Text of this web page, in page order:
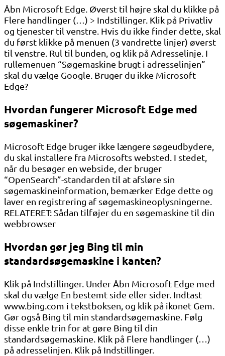
Åbn Microsoft Edge. Øverst til højre skal du klikke på
Flere handlinger (…) > Indstillinger. Klik på Privatliv
og tjenester til venstre. Hvis du ikke finder dette, skal
du først klikke på menuen (3 vandrette linjer) øverst
til venstre. Rul til bunden, og klik på Adresselinje. I
rullemenuen “Søgemaskine brugt i adresselinjen”
skal du vælge Google. Bruger du ikke Microsoft
Edge?
Hvordan fungerer Microsoft Edge med
søgemaskiner?
Microsoft Edge bruger ikke længere søgeudbydere,
du skal installere fra Microsofts websted. I stedet,
når du besøger en webside, der bruger
“OpenSearch”-standarden til at afsløre sin
søgemaskineinformation, bemærker Edge dette og
laver en registrering af søgemaskineoplysningerne.
RELATERET: Sådan tilføjer du en søgemaskine til din
webbrowser
Hvordan gør jeg Bing til min
standardsøgemaskine i kanten?
Klik på Indstillinger. Under Åbn Microsoft Edge med
skal du vælge En bestemt side eller sider. Indtast
www.bing.com i tekstboksen, og klik på ikonet Gem.
Gør også Bing til min standardsøgemaskine. Følg
disse enkle trin for at gøre Bing til din
standardsøgemaskine. Klik på Flere handlinger (…)
på adresselinjen. Klik på Indstillinger.